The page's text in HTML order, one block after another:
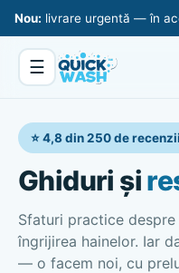
Nou: livrare urgentă — în
☰
⭐ 4,8 din 250 de
Ghiduri și
Sfaturi practice
îngrijirea hainelor. Iar
— o facem noi, cu